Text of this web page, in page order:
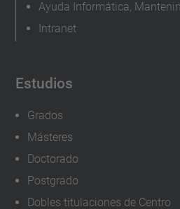
Estudios
Grados
Másteres
Doctorado
Postgrado
Dobles titulaciones de Centro
Ayuda Informática,
Intranet